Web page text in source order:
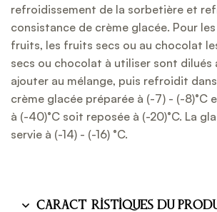
refroidissement de la sorbetière et
consistance de crème glacée. Pour
fruits, les fruits secs ou au chocolat
secs ou chocolat à utiliser sont dilués
ajouter au mélange, puis refroidit
crème glacée préparée à (-7) - (-8)°C
à (-40)°C soit reposée à (-20)°C. La
servie à (-14) - (-16) °C.
Caractéristiques du